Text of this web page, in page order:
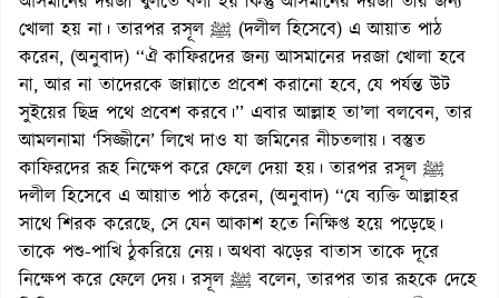
খোলা হয় না। তারপর রসূল ﷺ (দলীল হিসেবে) এ আয়াত পাঠ
করেন, (অনুবাদ) ‘‘ঐ কাফিরদের জন্য আসমানের দরজা খোলা হবে
না, আর না তাদেরকে জান্নাতে প্রবেশ করানো হবে, যে পর্যন্ত উট
সুইয়ের ছিদ্র পথে প্রবেশ করবে।’’ এবার আল্লাহ তা’লা বলবেন, তার
আমলনামা ‘সিজ্জীনে’ লিখে দাও যা জমিনের নীচতলায়। বস্তুত
কাফিরদের রূহ নিক্ষেপ করে ফেলে দেয়া হয়। তারপর রসূল ﷺ
দলীল হিসেবে এ আয়াত পাঠ করেন, (অনুবাদ) ‘‘যে ব্যক্তি আল্লাহর
সাথে শিরক করেছে, সে যেন আকাশ হতে নিক্ষিপ্ত হয়ে পড়েছে।
তাকে পশু-পাখি ঠুকরিয়ে নেয়। অথবা ঝড়ের বাতাস তাকে দূরে
নিক্ষেপ করে ফেলে দেয়। রসূল ﷺ বলেন, তারপর তার রূহকে দেহে